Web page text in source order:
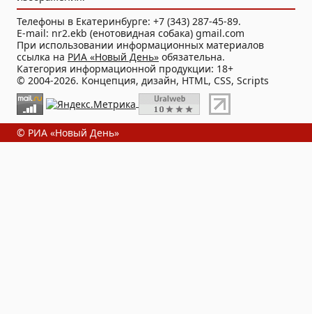
Телефоны в Екатеринбурге: +7 (343) 287-45-89.
E-mail: nr2.ekb (енотовидная собака) gmail.com
При использовании информационных материалов
ссылка на РИА «Новый День» обязательна.
Категория информационной продукции: 18+
© 2004-2026. Концепция, дизайн, HTML, CSS, Scripts
© РИА «Новый День»